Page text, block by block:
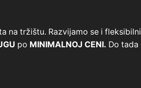
na tržištu. Razvijamo se i fleksibilni
po MINIMALNOJ CENI. Do tada